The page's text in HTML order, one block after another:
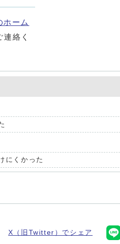
ホーム
絡く
にくかった
X（旧Twitter）でシェア